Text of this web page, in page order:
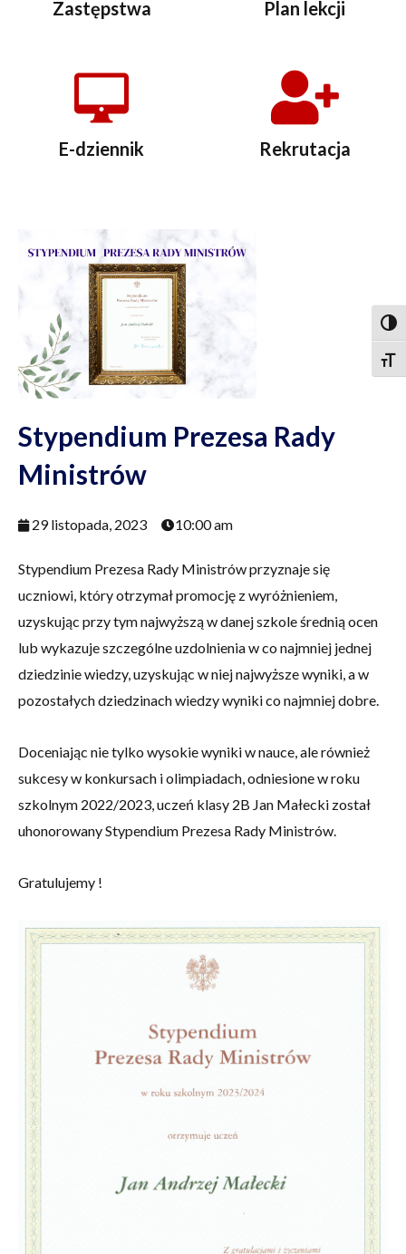
Zastępstwa Plan lekcji
E-dziennik Rekrutacja
Stypendium Prezesa Rady
Ministrów
29 listopada, 2023 10:00 am
Stypendium Prezesa Rady Ministrów przyznaje się
uczniowi, który otrzymał promocję z wyróżnieniem,
uzyskując przy tym najwyższą w danej szkole średnią ocen
lub wykazuje szczególne uzdolnienia w co najmniej jednej
dziedzinie wiedzy, uzyskując w niej najwyższe wyniki, a w
pozostałych dziedzinach wiedzy wyniki co najmniej dobre.
Doceniając nie tylko wysokie wyniki w nauce, ale również
sukcesy w konkursach i olimpiadach, odniesione w roku
szkolnym 2022/2023, uczeń klasy 2B Jan Małecki został
uhonorowany Stypendium Prezesa Rady Ministrów.
Gratulujemy !